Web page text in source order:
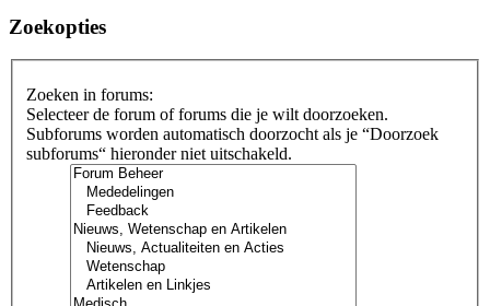
Zoekopties
Zoeken in forums:
Selecteer de forum of forums die je wilt doorzoeken.
Subforums worden automatisch doorzocht als je “Doorzoek
subforums“ hieronder niet uitschakeld.